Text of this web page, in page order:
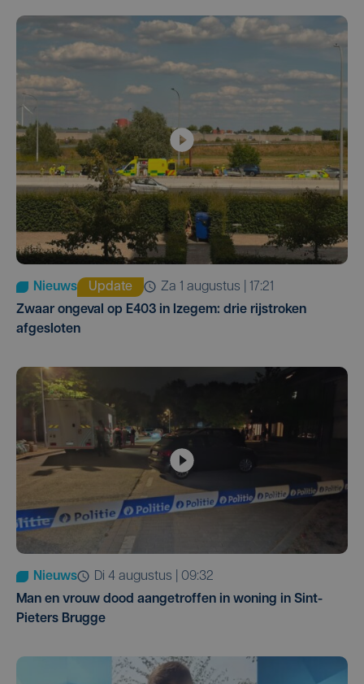
Nieuws Update
za 1 augustus | 17:21
Zwaar ongeval op E403 in Izegem: drie rijstroken
afgesloten
Nieuws
di 4 augustus | 09:32
Man en vrouw dood aangetroffen in woning in Sint-
Pieters Brugge